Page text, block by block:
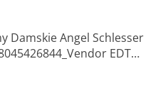
Damskie Angel Schlesser
EDT